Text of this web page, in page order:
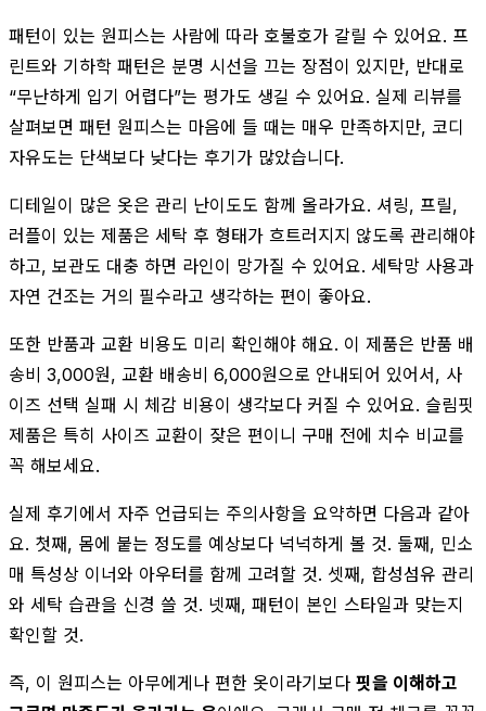
패턴이 있는 원피스는 사람에 따라 호불호가 갈릴 수 있어요. 프
린트와 기하학 패턴은 분명 시선을 끄는 장점이 있지만, 반대로
“무난하게 입기 어렵다”는 평가도 생길 수 있어요. 실제 리뷰를
살펴보면 패턴 원피스는 마음에 들 때는 매우 만족하지만, 코디
자유도는 단색보다 낮다는 후기가 많았습니다.
디테일이 많은 옷은 관리 난이도도 함께 올라가요. 셔링, 프릴,
러플이 있는 제품은 세탁 후 형태가 흐트러지지 않도록 관리해야
하고, 보관도 대충 하면 라인이 망가질 수 있어요. 세탁망 사용과
자연 건조는 거의 필수라고 생각하는 편이 좋아요.
또한 반품과 교환 비용도 미리 확인해야 해요. 이 제품은 반품 배
송비 3,000원, 교환 배송비 6,000원으로 안내되어 있어서, 사
이즈 선택 실패 시 체감 비용이 생각보다 커질 수 있어요. 슬림핏
제품은 특히 사이즈 교환이 잦은 편이니 구매 전에 치수 비교를
꼭 해보세요.
실제 후기에서 자주 언급되는 주의사항을 요약하면 다음과 같아
요. 첫째, 몸에 붙는 정도를 예상보다 넉넉하게 볼 것. 둘째, 민소
매 특성상 이너와 아우터를 함께 고려할 것. 셋째, 합성섬유 관리
와 세탁 습관을 신경 쓸 것. 넷째, 패턴이 본인 스타일과 맞는지
확인할 것.
즉, 이 원피스는 아무에게나 편한 옷이라기보다 핏을 이해하고